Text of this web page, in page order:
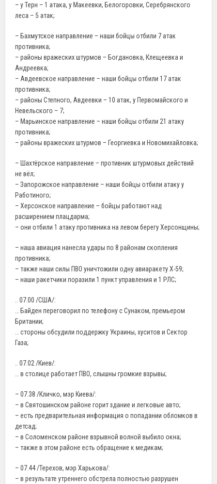
– у Терн – 1 атака, у Макеевки, Белогоровки, Серебрянского
леса – 5 атак;
– Бахмутское направление – наши бойцы отбили 7 атак
противника;
– районы вражеских штурмов – Богдановка, Клещеевка и
Андреевка;
– Авдеевское направление – наши бойцы отбили 17 атак
противника;
– районы Степного, Авдеевки – 10 атак, у Первомайского и
Невельского – 7;
– Марьинское направление – наши бойцы отбили 21 атаку
противника;
– районы вражеских штурмов – Георгиевка и Новомихайловка;
– Шахтёрское направление – противник штурмовых действий
не вёл;
– Запорожское направление – наши бойцы отбили атаку у
Работиного;
– Херсонское направление – бойцы работают над
расширением плацдарма;
– они отбили 1 атаку противника на левом берегу Херсонщины;
– наша авиация нанесла удары по 8 районам скопления
противника;
– также наши силы ПВО уничтожили одну авиаракету Х-59;
– наши ракетчики поразили 1 пункт управления и 1 РЛС;
.. 07.00 /США/:
… Байден переговорил по телефону с Сунаком, премьером
Британии;
… стороны обсудили поддержку Украины, хуситов и Сектор
Газа;
.. 07.02 /Киев/:
… в столице работает ПВО, слышны громкие взрывы;
– 07.38 /Кличко, мэр Киева/:
– в Святошинском районе горит здание и легковые авто;
– есть предварительная информация о попадании обломков в
детсад;
– в Соломенском районе взрывной волной выбило окна;
– также в этом районе есть обращение к медикам;
– 07.44 /Терехов, мэр Харькова/:
– в результате утреннего обстрела полностью разрушен